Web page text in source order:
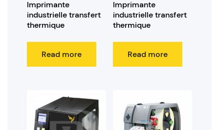
Imprimante
industrielle transfert
thermique
Read more
Imprimante
industrielle transfert
thermique
Read more